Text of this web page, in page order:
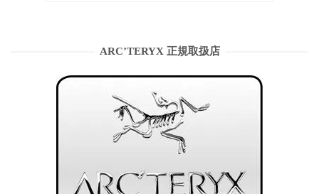
ARC’TERYX 正規取扱店